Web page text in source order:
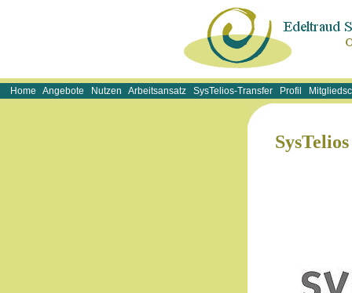
Home Angebote Nutzen Arbeitsansatz SysTelios-Transfer Profil